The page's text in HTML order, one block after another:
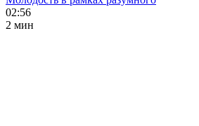
02:56
2 мин